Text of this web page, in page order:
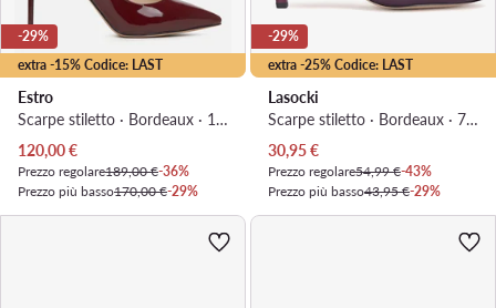
extra -15% Codice: LAST
-29%
Estro
Scarpe stiletto · Bordeaux · 10.5 cm
Prezzo attuale
120,00€
Prezzo regolare189,00 €-36%
Prezzo più basso170,00 €-29%
extra -25% Codice: LAST
-29%
Lasocki
Scarpe stiletto · Bordeaux · 7 cm
Prezzo attuale
30,95€
Prezzo regolare54,99 €-43%
Prezzo più basso43,95 €-29%